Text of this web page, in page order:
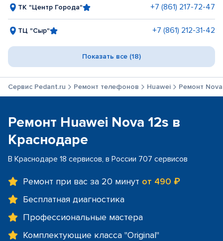
ТК "Центр Города" +7 (861) 217-72-47
ТЦ "Сыр" +7 (861) 212-31-42
Показать все (18)
Сервис Pedant.ru Ремонт телефонов Huawei Ремонт
Ремонт Huawei Nova 12s в
Краснодаре
В Краснодаре 18 сервисов, в России 707 сервисов
Ремонт при вас за 20 минут от 490 ₽
Бесплатная диагностика
Профессиональные мастера
Комплектующие класса "Original"